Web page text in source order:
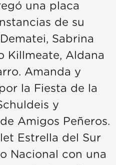
una placa
de su
Sabrina
Killmeate, Aldana
Amanda y
la Fiesta de la
y
Amigos Peñeros.
Estrella del Sur
Nacional con una